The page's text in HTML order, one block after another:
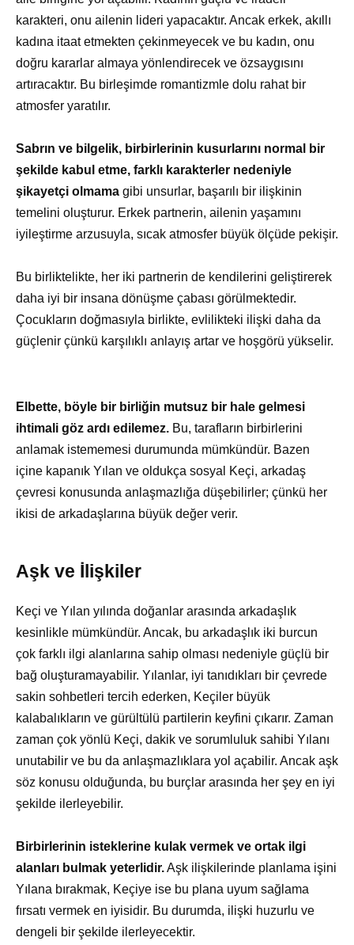
karakteri, onu ailenin lideri yapacaktır. Ancak erkek, akıllı
kadına itaat etmekten çekinmeyecek ve bu kadın, onu
doğru kararlar almaya yönlendirecek ve özsaygısını
artıracaktır. Bu birleşimde romantizmle dolu rahat bir
atmosfer yaratılır.
Sabrın ve bilgelik, birbirlerinin kusurlarını normal bir
şekilde kabul etme, farklı karakterler nedeniyle
şikayetçi olmama gibi unsurlar, başarılı bir ilişkinin
temelini oluşturur. Erkek partnerin, ailenin yaşamını
iyileştirme arzusuyla, sıcak atmosfer büyük ölçüde pekişir.
Bu birliktelikte, her iki partnerin de kendilerini geliştirerek
daha iyi bir insana dönüşme çabası görülmektedir.
Çocukların doğmasıyla birlikte, evlilikteki ilişki daha da
güçlenir çünkü karşılıklı anlayış artar ve hoşgörü yükselir.
Elbette, böyle bir birliğin mutsuz bir hale gelmesi
ihtimali göz ardı edilemez. Bu, tarafların birbirlerini
anlamak istememesi durumunda mümkündür. Bazen
içine kapanık Yılan ve oldukça sosyal Keçi, arkadaş
çevresi konusunda anlaşmazlığa düşebilirler; çünkü her
ikisi de arkadaşlarına büyük değer verir.
Aşk ve İlişkiler
Keçi ve Yılan yılında doğanlar arasında arkadaşlık
kesinlikle mümkündür. Ancak, bu arkadaşlık iki burcun
çok farklı ilgi alanlarına sahip olması nedeniyle güçlü bir
bağ oluşturamayabilir. Yılanlar, iyi tanıdıkları bir çevrede
sakin sohbetleri tercih ederken, Keçiler büyük
kalabalıkların ve gürültülü partilerin keyfini çıkarır. Zaman
zaman çok yönlü Keçi, dakik ve sorumluluk sahibi Yılanı
unutabilir ve bu da anlaşmazlıklara yol açabilir. Ancak aşk
söz konusu olduğunda, bu burçlar arasında her şey en iyi
şekilde ilerleyebilir.
Birbirlerinin isteklerine kulak vermek ve ortak ilgi
alanları bulmak yeterlidir.Aşk ilişkilerinde planlama işini
Yılana bırakmak, Keçiye ise bu plana uyum sağlama
fırsatı vermek en iyisidir. Bu durumda, ilişki huzurlu ve
dengeli bir şekilde ilerleyecektir.